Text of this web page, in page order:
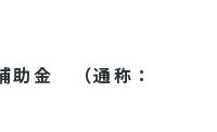
助金 （通称：